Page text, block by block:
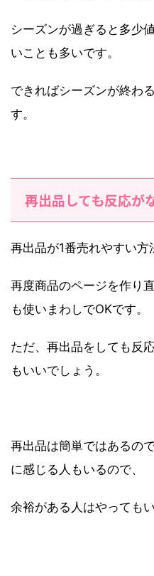
シーズンが過ぎると多少
いことも多いです。
できればシーズンが終わ
す。
再出品しても反応が
再出品が1番売れやすい方
再度商品のページを作り
も使いまわしでOKです。
ただ、再出品をしても反
もいいでしょう。
再出品は簡単ではあるの
に感じる人もいるので、
余裕がある人はやっても